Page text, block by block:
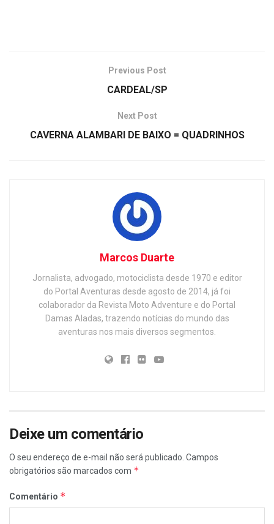
Previous Post
CARDEAL/SP
Next Post
CAVERNA ALAMBARI DE BAIXO = QUADRINHOS
Marcos Duarte
Jornalista, advogado, motociclista desde 1970 e editor
do Portal Aventuras desde agosto de 2014, já foi
colaborador da Revista Moto Adventure e do Portal
Damas Aladas, trazendo notícias do mundo das
aventuras nos mais diversos segmentos.
Deixe um comentário
O seu endereço de e-mail não será publicado. Campos
obrigatórios são marcados com *
Comentário *